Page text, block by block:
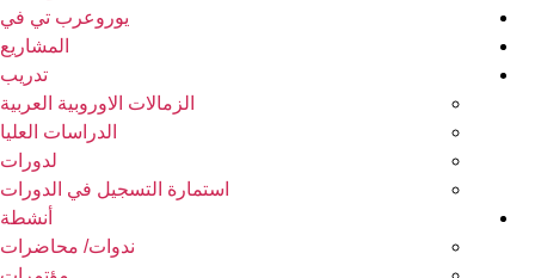
يوروعرب تي في
المشاريع
تدريب
الزمالات الاوروبية العربية
الدراسات العليا
لدورات
استمارة التسجيل في الدورات
أنشطة
ندوات/ محاضرات